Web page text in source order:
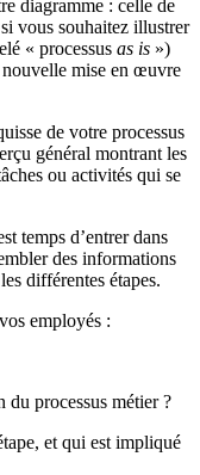
diagramme : celle de
vous souhaitez illustrer
« processus as is »)
mise en œuvre
de votre processus
général montrant les
ou activités qui se
temps d’entrer dans
des informations
différentes étapes.
employés :
du processus métier ?
et qui est impliqué